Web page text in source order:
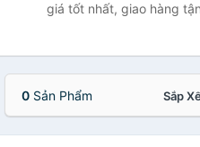
giá tốt nhất, giao hàng
0 Sản Phẩm Sắp